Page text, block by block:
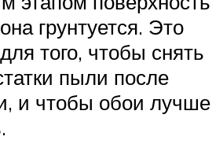
грунтуется. Это
того, чтобы снять
пыли после
и чтобы обои лучше